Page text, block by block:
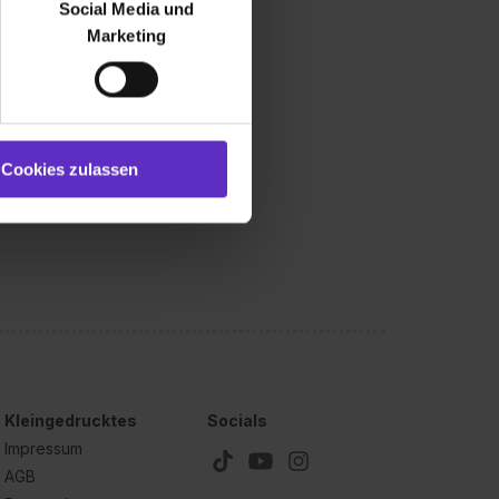
soziale Medien, Werbung
Marketing“). Unsere
bereitgestellt hast oder die
auch damit
und hierfür
du durch Klick auf
Social Media und
Marketing
Cookies zulassen
Kleingedrucktes
Impressum
AGB
Socials